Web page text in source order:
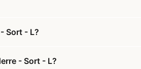
Sort - L?
- Sort - L?